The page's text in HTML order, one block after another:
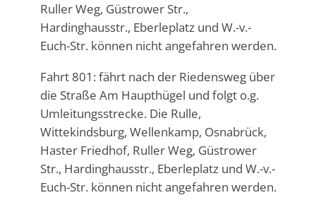
Ruller Weg, Güstrower Str.,
Hardinghausstr., Eberleplatz und W.-v.-
Euch-Str. können nicht angefahren werden.
Fahrt 801: fährt nach der Riedensweg über
die Straße Am Haupthügel und folgt o.g.
Umleitungsstrecke. Die Rulle,
Wittekindsburg, Wellenkamp, Osnabrück,
Haster Friedhof, Ruller Weg, Güstrower
Str., Hardinghausstr., Eberleplatz und W.-v.-
Euch-Str. können nicht angefahren werden.